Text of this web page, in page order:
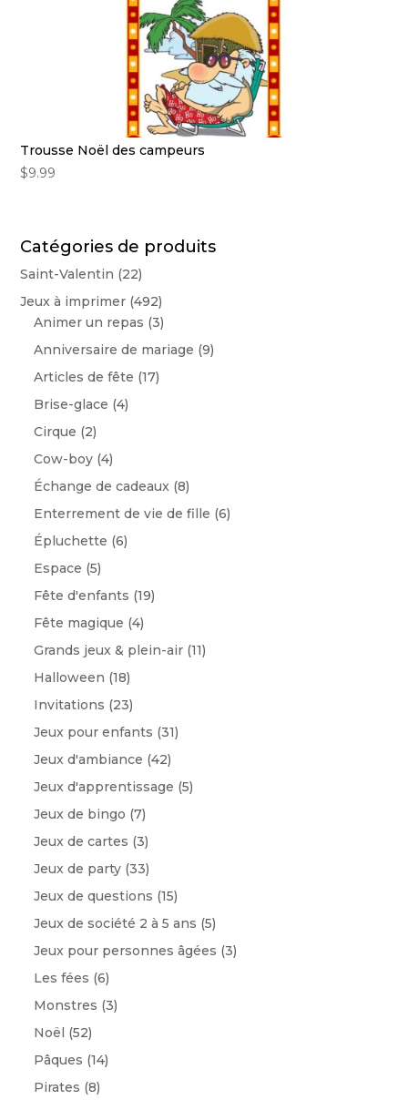
Trousse Noël des campeurs
$9.99
Catégories de produits
Saint-Valentin (22)
Jeux à imprimer (492)
Animer un repas (3)
Anniversaire de mariage (9)
Articles de fête (17)
Brise-glace (4)
Cirque (2)
Cow-boy (4)
Échange de cadeaux (8)
Enterrement de vie de fille (6)
Épluchette (6)
Espace (5)
Fête d'enfants (19)
Fête magique (4)
Grands jeux & plein-air (11)
Halloween (18)
Invitations (23)
Jeux pour enfants (31)
Jeux d'ambiance (42)
Jeux d'apprentissage (5)
Jeux de bingo (7)
Jeux de cartes (3)
Jeux de party (33)
Jeux de questions (15)
Jeux de société 2 à 5 ans (5)
Jeux pour personnes âgées (3)
Les fées (6)
Monstres (3)
Noël (52)
Pâques (14)
Pirates (8)